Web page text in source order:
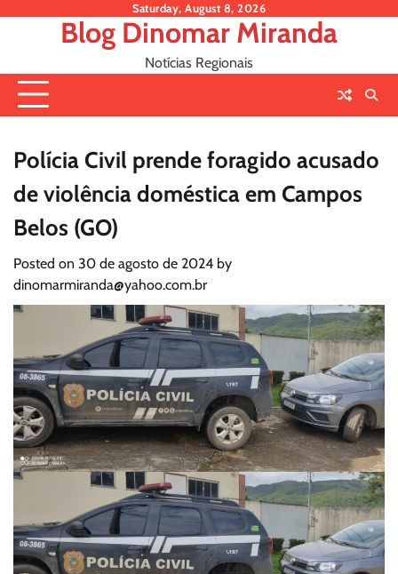
Saturday, August 8, 2026
Blog Dinomar Miranda
Notícias Regionais
Polícia Civil prende foragido acusado
de violência doméstica em Campos
Belos (GO)
Posted on 30 de agosto de 2024 by
dinomarmiranda@yahoo.com.br